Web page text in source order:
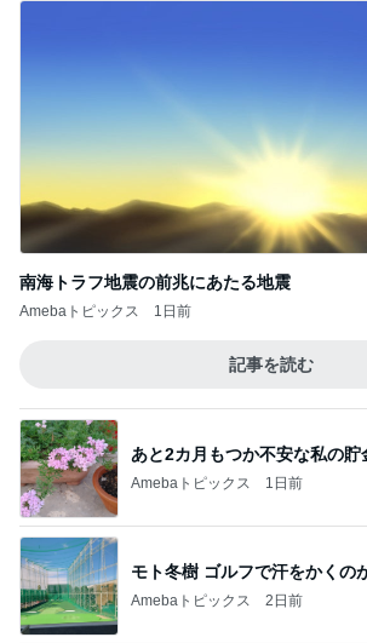
南海トラフ地震の前兆にあたる地震
Amebaトピックス 1日前
記事を読む
あと2カ月もつか不安な私の貯
Amebaトピックス 1日前
モト冬樹 ゴルフで汗をかくの
Amebaトピックス 2日前